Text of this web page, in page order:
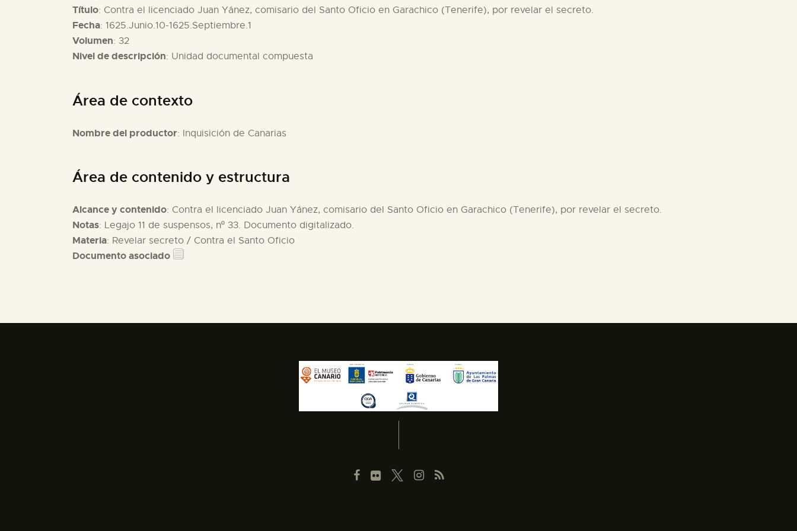
Título: Contra el licenciado Juan Yánez, comisario del Santo Oficio en Garachico (Tenerife), por revelar el secreto.
Fecha: 1625.Junio.10-1625.Septiembre.1
Volumen: 32
Nivel de descripción: Unidad documental compuesta
Área de contexto
Nombre del productor: Inquisición de Canarias
Área de contenido y estructura
Alcance y contenido: Contra el licenciado Juan Yánez, comisario del Santo Oficio en Garachico (Tenerife), por revelar el secreto.
Notas: Legajo 11 de suspensos, nº 33. Documento digitalizado.
Materia: Revelar secreto / Contra el Santo Oficio
Documento asociado